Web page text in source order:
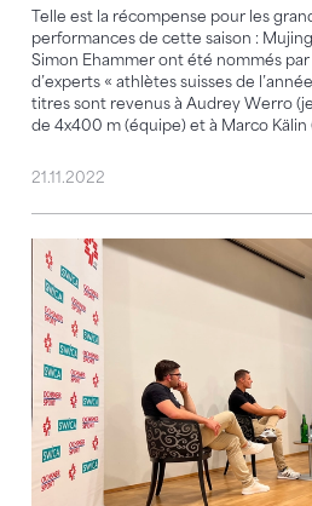
Telle est la récompense pour les
performances de cette saison :
Simon Ehammer ont été nommés
d’experts « athlètes suisses de
titres sont revenus à Audrey Werro
de 4x400 m (équipe) et à Marco Kälin
21.11.2022
Développement et dialogue